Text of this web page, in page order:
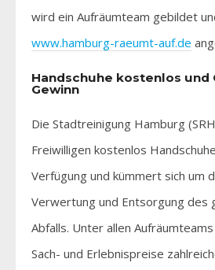
wird ein Aufräumteam gebildet
www.hamburg-raeumt-auf.de
Handschuhe kostenlos und
Gewinn
Die Stadtreinigung Hamburg
Freiwilligen kostenlos
Verfügung und kümmert sich um
Verwertung und Entsorgung des
Abfalls. Unter allen
Sach- und Erlebnispreise